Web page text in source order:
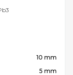
10 mm
5 mm